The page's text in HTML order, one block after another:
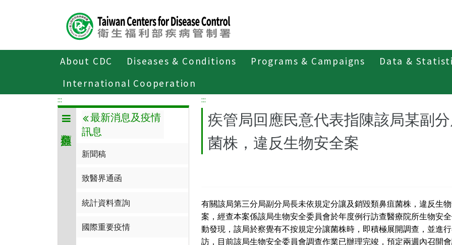
About CDC Diseases & Conditions Programs & Campaigns
Data &
International Cooperation
傳染病與防疫專題
:::
最新消息及疫情
訊息
新聞稿
致醫界通函
統計資料查詢
國際重要疫情
:::
疾管局回應民意代表指陳該局某副
菌株，違反生物安全案
有關該局第三分局副分局長未依規定分讓及銷毀類鼻疽菌株，違反生
案，經查本案係該局生物安全委員會於年度例行訪查醫療院所生物安
動發現，該局於察覺有不按規定分讓菌株時，即積極展開調查，並進
訪，目前該局生物安全委員會調查作業已辦理完竣，預定兩週內召開